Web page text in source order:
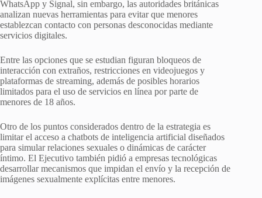
WhatsApp y Signal, sin embargo, las autoridades británicas
analizan nuevas herramientas para evitar que menores
establezcan contacto con personas desconocidas mediante
servicios digitales.
Entre las opciones que se estudian figuran bloqueos de
interacción con extraños, restricciones en videojuegos y
plataformas de streaming, además de posibles horarios
limitados para el uso de servicios en línea por parte de
menores de 18 años.
Otro de los puntos considerados dentro de la estrategia es
limitar el acceso a chatbots de inteligencia artificial diseñados
para simular relaciones sexuales o dinámicas de carácter
íntimo. El Ejecutivo también pidió a empresas tecnológicas
desarrollar mecanismos que impidan el envío y la recepción de
imágenes sexualmente explícitas entre menores.